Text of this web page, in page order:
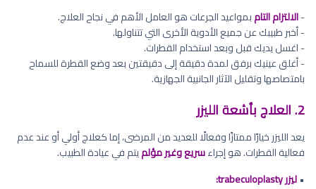
-الالتزام التامبمواعيد الجرعات هو العامل الأهم في نجاح العلاج.
- أخبر طبيبك عن جميع الأدوية الأخرى التي تتناولها.
- اغسل يديك قبل وبعد استخدام القطرات.
- ‏أغلق عينيك برفق لمدة دقيقة إلى دقيقتين بعد وضع القطرة للسماح
بامتصاصها وتقليل الآثار الجانبية الجهازية.
2. العلاج بأشعة الليزر
يعد الليزر خيارًا ممتازًا وفعالًا للعديد من المرضى، إما كعلاج أولي أو عند عدم
فعالية القطرات. هو إجراءسريع وغير مؤلميتم في عيادة الطبيب.
•ليزر trabeculoplasty: